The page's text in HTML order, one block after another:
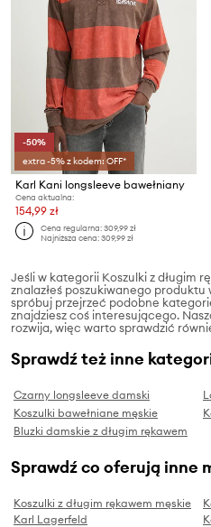
-50%
extra -5% z kodem: OFF*
Karl Kani longsleeve bawełniany
Cena aktualna:
154,99 zł
Cena regularna:309,99 zł
Najniższa cena:309,99 zł
Jeśli w kategorii Koszulki z długim
znalazłeś poszukiwanego
spróbuj przejrzeć podobne
znajdziesz coś interesującego.
rozwija, więc warto sprawdzić
Sprawdź też inne
Czarny longsleeve damski
Koszulki bawełniane męskie
Bluzki damskie z długim rękawem
Sprawdź co oferują inne
Koszulki z długim rękawem męskie
Karl Lagerfeld